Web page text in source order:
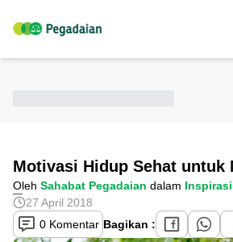
Motivasi Hidup Sehat untuk
Oleh Sahabat Pegadaian dalam Inspirasi
27 April 2018
0 Komentar Bagikan :